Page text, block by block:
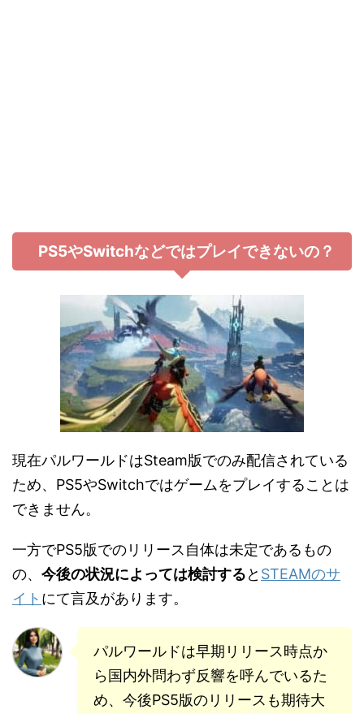
PS5やSwitchなどではプレイできないの？
現在パルワールドはSteam版でのみ配信されている
ため、PS5やSwitchではゲームをプレイすることは
できません。
一方でPS5版でのリリース自体は未定であるもの
の、 今後の状況によっては検討すると STEAMのサ
イト にて言及があります。
パルワールドは早期リリース時点か
ら国内外問わず反響を呼んでいるた
め、今後PS5版のリリースも期待大